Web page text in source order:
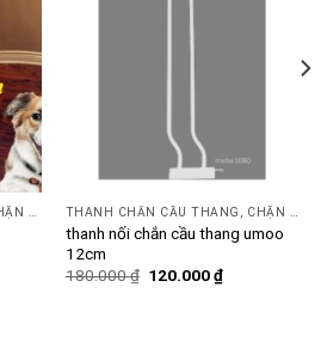
thanh nối chắn cầu thang umoo
12cm
180.000₫ Giá
120.000₫Giá
hiện